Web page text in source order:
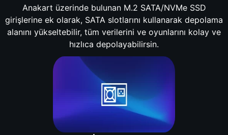
Anakart üzerinde bulunan M.2 SATA/NVMe SSD
girişlerine ek olarak, SATA slotlarını kullanarak depolama
alanını yükseltebilir, tüm verilerini ve oyunlarını kolay ve
hızlıca depolayabilirsin.